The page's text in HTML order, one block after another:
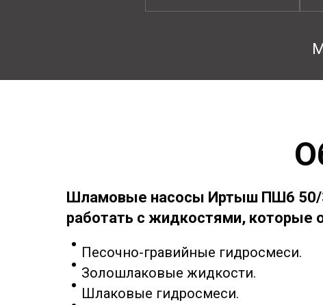
Шламовые насосы Иртыш ПШ6 50/
работать с жидкостями, которые
Песочно-гравийные гидросмеси.
Золошлаковые жидкости.
Шлаковые гидросмеси.